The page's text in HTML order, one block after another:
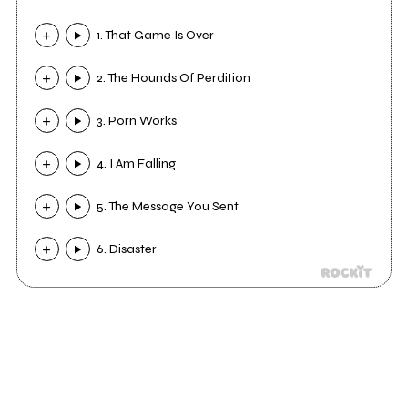
1. That Game Is Over
2. The Hounds Of Perdition
3. Porn Works
4. I Am Falling
5. The Message You Sent
6. Disaster